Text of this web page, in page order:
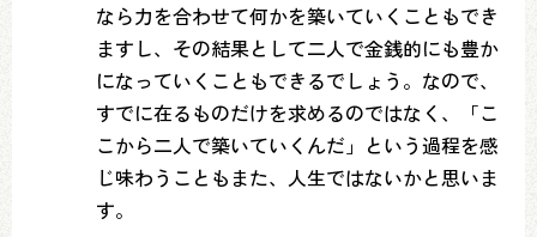
なら力を合わせて何かを築いていくこともでき
ますし、その結果として二人で金銭的にも豊か
になっていくこともできるでしょう。なので、
すでに在るものだけを求めるのではなく、「こ
こから二人で築いていくんだ」という過程を感
じ味わうこともまた、人生ではないかと思いま
す。